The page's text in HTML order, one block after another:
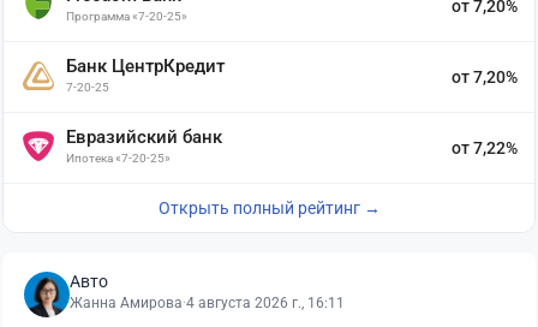
Программа «7-20-25»
от 7,20%
Банк ЦентрКредит
7-20-25
от 7,20%
Евразийский банк
Ипотека «7-20-25»
от 7,22%
Открыть полный рейтинг →
Авто
Жанна Амирова·4 августа 2026 г., 16:11